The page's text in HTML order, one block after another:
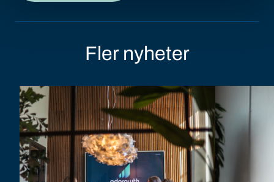
Fler nyheter